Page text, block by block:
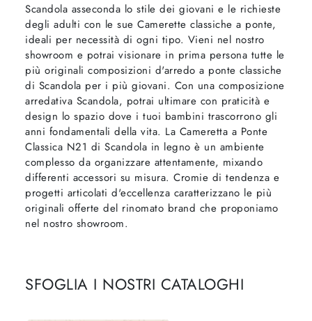
Scandola asseconda lo stile dei giovani e le richieste
degli adulti con le sue Camerette classiche a ponte,
ideali per necessità di ogni tipo. Vieni nel nostro
showroom e potrai visionare in prima persona tutte le
più originali composizioni d'arredo a ponte classiche
di Scandola per i più giovani. Con una composizione
arredativa Scandola, potrai ultimare con praticità e
design lo spazio dove i tuoi bambini trascorrono gli
anni fondamentali della vita. La Cameretta a Ponte
Classica N21 di Scandola in legno è un ambiente
complesso da organizzare attentamente, mixando
differenti accessori su misura. Cromie di tendenza e
progetti articolati d'eccellenza caratterizzano le più
originali offerte del rinomato brand che proponiamo
nel nostro showroom.
SFOGLIA I NOSTRI CATALOGHI